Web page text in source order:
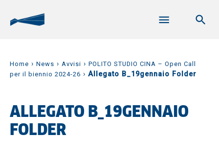
Home › News › Avvisi › POLITO STUDIO CINA – Open Call
per il biennio 2024-26 › Allegato B_19gennaio Folder
ALLEGATO B_19GENNAIO
FOLDER